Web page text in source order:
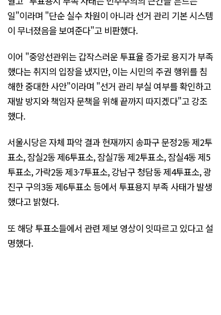
일"이라며 "단순 실수 차원이 아니라 선거 관리 기본 시스템
이 무너졌음을 보여준다"고 비판했다.
이어 "중앙선관위는 갑작스러운 투표율 증가로 용지가 부족
했다는 취지의 입장을 냈지만, 이는 시민의 주권 행위를 침
해한 중대한 사안"이라며 "선거 관리 부실 여부를 확인하고
재발 방지와 책임자 문책을 위해 끝까지 따지겠다"고 강조
했다.
서울시당은 자체 파악 결과 현재까지 송파구 문정2동 제2투
표소, 잠실2동 제6투표소, 잠실7동 제2투표소, 잠실4동 제5
투표소, 가락2동 제3·7투표소, 강남구 청담동 제4투표소, 광
진구 구의3동 제6투표소 등에서 투표용지 부족 사태가 발생
했다고 밝혔다.
또 해당 투표소들에서 관련 제보 영상이 잇따르고 있다고 설
명했다.